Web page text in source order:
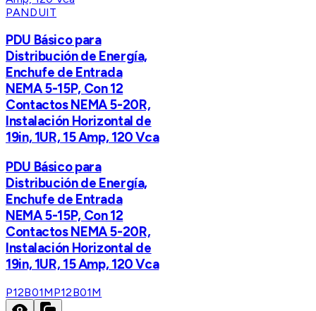
PANDUIT
PDU Básico para
Distribución de Energía,
Enchufe de Entrada
NEMA 5-15P, Con 12
Contactos NEMA 5-20R,
Instalación Horizontal de
19in, 1UR, 15 Amp, 120 Vca
PDU Básico para
Distribución de Energía,
Enchufe de Entrada
NEMA 5-15P, Con 12
Contactos NEMA 5-20R,
Instalación Horizontal de
19in, 1UR, 15 Amp, 120 Vca
P12B01MP12B01M